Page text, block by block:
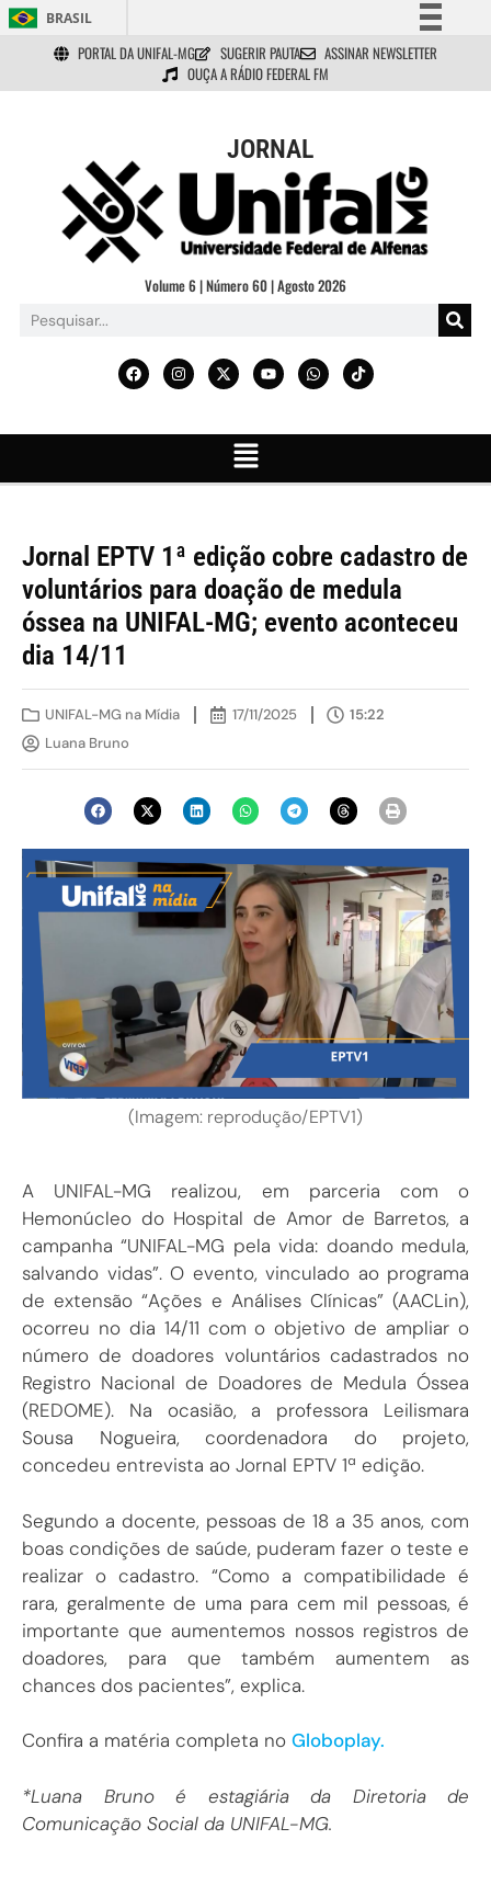
BRASIL
Simplifique!
Comunica BR
Acesso à informação
Legislação
Canais
PORTAL DA UNIFAL-MG SUGERIR PAUTA
ASSINAR NEWSLETTER
OUÇA A RÁDIO FEDERAL FM
JORNAL
Volume 6 | Número 60 | Agosto 2026
Jornal EPTV 1ª edição cobre cadastro de
voluntários para doação de medula
óssea na UNIFAL-MG; evento aconteceu
dia 14/11
UNIFAL-MG na Mídia 17/11/2025
15:22
Luana Bruno
(Imagem: reprodução/EPTV1)
A UNIFAL-MG realizou, em parceria com o
Hemonúcleo do Hospital de Amor de Barretos, a
campanha “UNIFAL-MG pela vida: doando medula,
salvando vidas”. O evento, vinculado ao programa
de extensão “Ações e Análises Clínicas” (AACLin),
ocorreu no dia 14/11 com o objetivo de ampliar o
número de doadores voluntários cadastrados no
Registro Nacional de Doadores de Medula Óssea
(REDOME). Na ocasião, a professora Leilismara
Sousa Nogueira, coordenadora do projeto,
concedeu entrevista ao Jornal EPTV 1ª edição.
Segundo a docente, pessoas de 18 a 35 anos, com
boas condições de saúde, puderam fazer o teste e
realizar o cadastro. “Como a compatibilidade é
rara, geralmente de uma para cem mil pessoas, é
importante que aumentemos nossos registros de
doadores, para que também aumentem as
chances dos pacientes”, explica.
Confira a matéria completa no Globoplay.
*Luana Bruno é estagiária da Diretoria de
Comunicação Social da UNIFAL-MG.